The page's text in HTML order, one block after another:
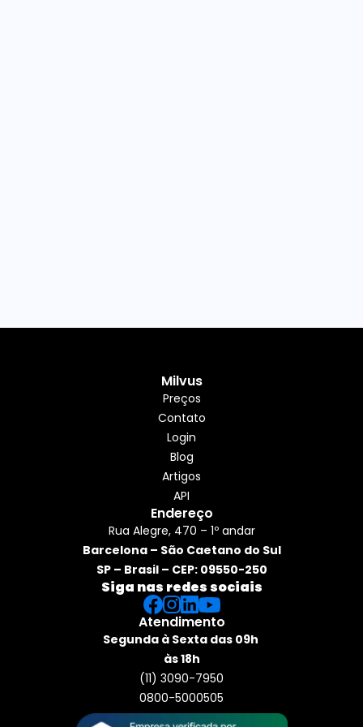
Milvus
Preços
Contato
Login
Blog
Artigos
API
Endereço
Rua Alegre, 470 – 1º andar
Barcelona – São Caetano do Sul
SP – Brasil – CEP: 09550-250
Siga nas redes sociais
Atendimento
Segunda à Sexta das 09h
às 18h
(11) 3090-7950
0800-5000505